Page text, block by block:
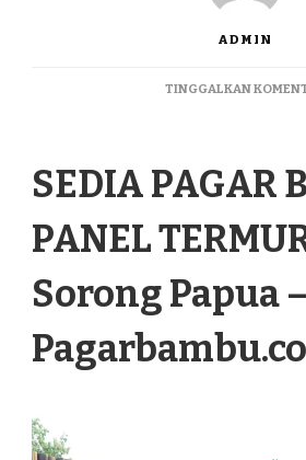
ADMIN
TINGGALKAN
SEDIA PAGAR
PANEL
Sorong Papua –